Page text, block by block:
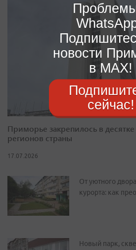
Приморье закрепилось в
регионов страны
17.07.2026
От уютного
курорта: как
Новый парк,
новости
в MAX!
сейчас!